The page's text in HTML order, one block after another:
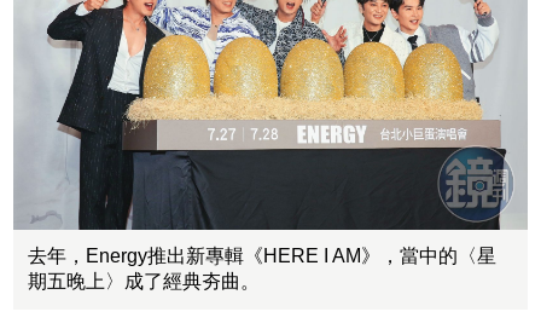
去年，Energy推出新專輯《HERE I AM》，當中的〈星
期五晚上〉成了經典夯曲。